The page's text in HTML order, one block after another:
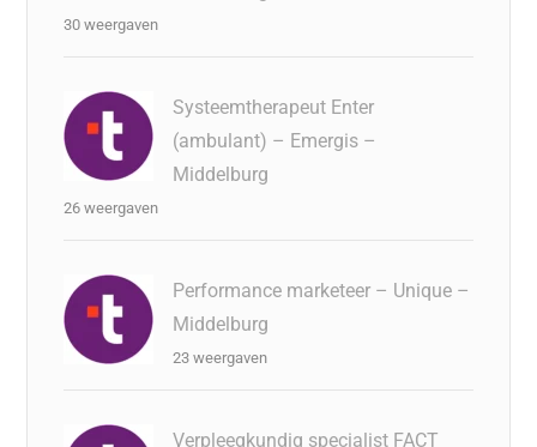
30 weergaven
Systeemtherapeut Enter
(ambulant) – Emergis –
Middelburg
26 weergaven
Performance marketeer – Unique –
Middelburg
23 weergaven
Verpleegkundig specialist FACT